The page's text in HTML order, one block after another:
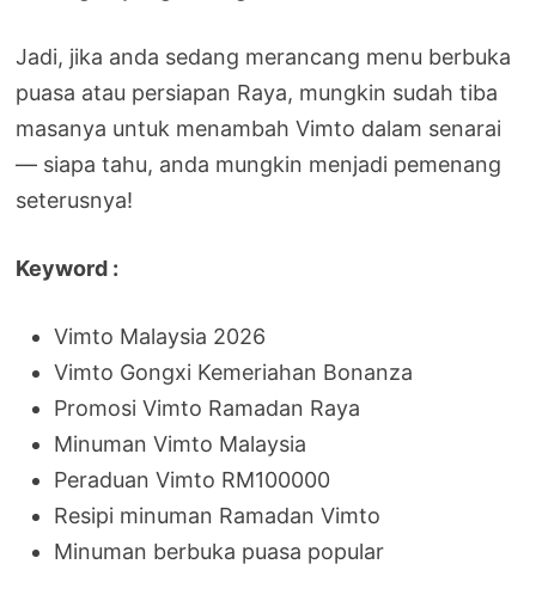
Jadi, jika anda sedang merancang menu berbuka
puasa atau persiapan Raya, mungkin sudah tiba
masanya untuk menambah Vimto dalam senarai
— siapa tahu, anda mungkin menjadi pemenang
seterusnya!
Keyword :
Vimto Malaysia 2026
Vimto Gongxi Kemeriahan Bonanza
Promosi Vimto Ramadan Raya
Minuman Vimto Malaysia
Peraduan Vimto RM100000
Resipi minuman Ramadan Vimto
Minuman berbuka puasa popular